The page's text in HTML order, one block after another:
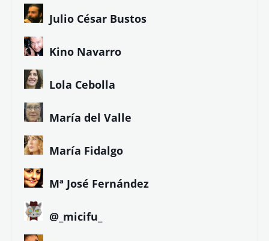
Julio César Bustos
Kino Navarro
Lola Cebolla
María del Valle
María Fidalgo
Mª José Fernández
@_micifu_